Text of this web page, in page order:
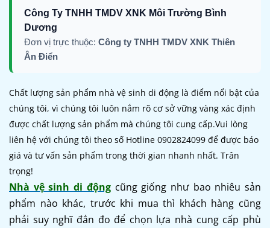
Công Ty TNHH TMDV XNK Môi Trường Bình
Dương
Đơn vị trực thuộc: Công ty TNHH TMDV XNK Thiên
Ân Điển
Chất lượng sản phẩm nhà vệ sinh di động là điểm nổi bật của
chúng tôi, vì chúng tôi luôn nắm rõ cơ sở vững vàng xác định
được chất lượng sản phẩm mà chúng tôi cung cấp.Vui lòng
liên hệ với chúng tôi theo số Hotline 0902824099 để được báo
giá và tư vấn sản phẩm trong thời gian nhanh nhất. Trân
trọng!
Nhà vệ sinh di độngcũng giống như bao nhiêu sản
phẩm nào khác, trước khi mua thì khách hàng cũng
phải suy nghĩ đắn đo để chọn lựa nhà cung cấp phù